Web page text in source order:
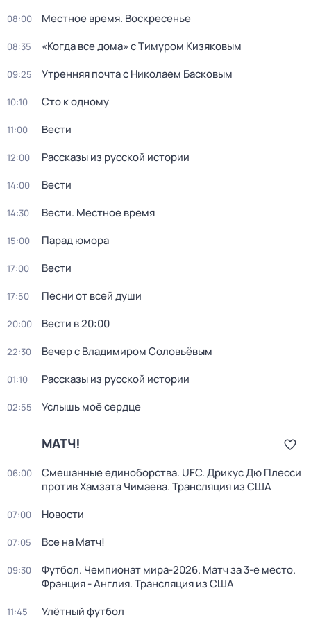
08:00 Местное время. Воскресенье
08:35 «Когда все дома» с Тимуром Кизяковым
09:25 Утренняя почта с Николаем Басковым
10:10 Сто к одному
11:00 Вести
12:00 Рассказы из русской истории
14:00 Вести
14:30 Вести. Местное время
15:00 Парад юмора
17:00 Вести
17:50 Песни от всей души
20:00 Вести в 20:00
22:30 Вечер с Владимиром Соловьёвым
01:10 Рассказы из русской истории
02:55 Услышь моё сердце
МАТЧ!
06:00
Смешанные единоборства. UFC. Дрикус Дю Плесси
против Хамзата Чимаева. Трансляция из США
07:00 Новости
07:05 Все на Матч!
09:30
Футбол. Чемпионат мира-2026. Матч за 3-е место.
Франция - Англия. Трансляция из США
11:45 Улётный футбол